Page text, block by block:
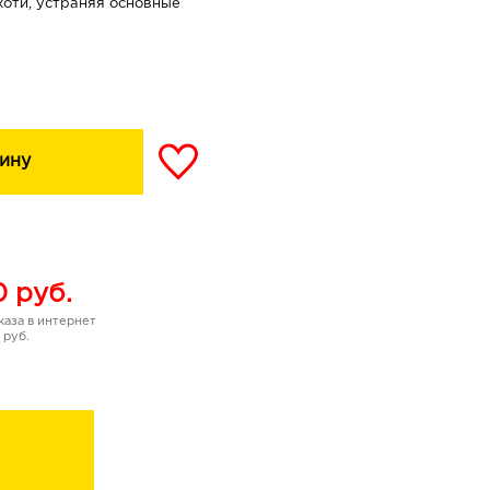
устраняя основные
кожи, восстанавливает
руб.
в интернет
руб.